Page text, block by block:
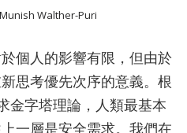
Walther-Puri
個人的影響有限，但由於
思考優先次序的意義。根
金字塔理論，人類最基本
一層是安全需求。我們在